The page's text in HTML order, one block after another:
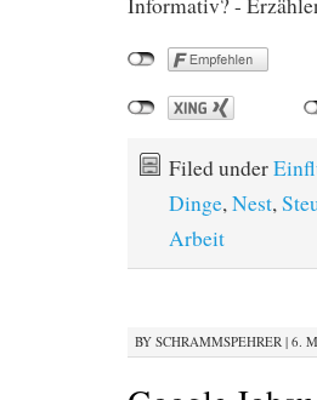
Informativ? -
Filed under
Dinge,Nest,
Arbeit
BY SCHRAMMSPEHRER | 6.